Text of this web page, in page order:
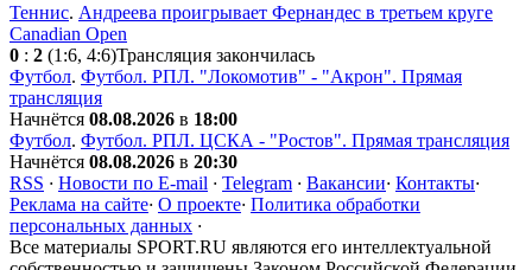
Теннис. Андреева проигрывает Фернандес в третьем круге
Canadian Open
0 : 2 (1:6, 4:6)Трансляция закончилась
Футбол. Футбол. РПЛ. "Локомотив" - "Акрон". Прямая
трансляция
Начнётся 08.08.2026 в 18:00
Футбол. Футбол. РПЛ. ЦСКА - "Ростов". Прямая трансляция
Начнётся 08.08.2026 в 20:30
RSS · Новости по E-mail · Telegram · Вакансии· Контакты·
Реклама на сайте· О проекте· Политика обработки
персональных данных ·
Все материалы SPORT.RU являются его интеллектуальной